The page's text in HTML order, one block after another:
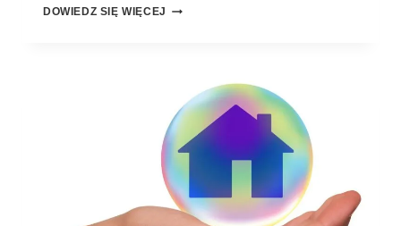
DOWIEDZ SIĘ WIĘCEJ JAK
ENERGIĄ
DOMU?